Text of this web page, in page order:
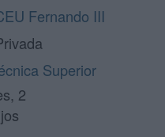
Fernando III
Superior
2